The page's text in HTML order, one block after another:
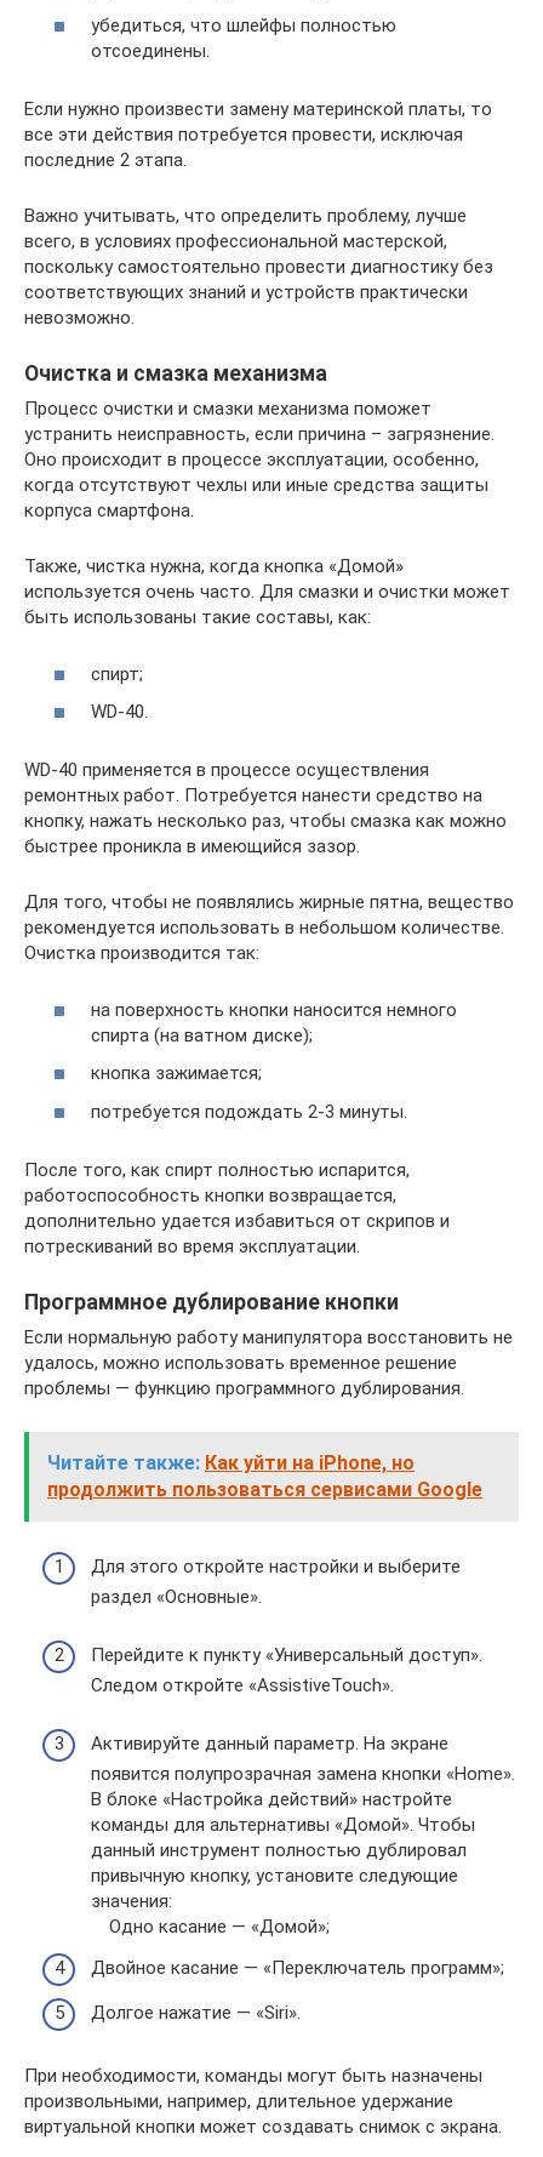
убедиться, что шлейфы полностью
отсоединены.
Если нужно произвести замену материнской платы, то
все эти действия потребуется провести, исключая
последние 2 этапа.
Важно учитывать, что определить проблему, лучше
всего, в условиях профессиональной мастерской,
поскольку самостоятельно провести диагностику без
соответствующих знаний и устройств практически
невозможно.
Очистка и смазка механизма
Процесс очистки и смазки механизма поможет
устранить неисправность, если причина – загрязнение.
Оно происходит в процессе эксплуатации, особенно,
когда отсутствуют чехлы или иные средства защиты
корпуса смартфона.
Также, чистка нужна, когда кнопка «Домой»
используется очень часто. Для смазки и очистки может
быть использованы такие составы, как:
спирт;
WD-40.
WD-40 применяется в процессе осуществления
ремонтных работ. Потребуется нанести средство на
кнопку, нажать несколько раз, чтобы смазка как можно
быстрее проникла в имеющийся зазор.
Для того, чтобы не появлялись жирные пятна, вещество
рекомендуется использовать в небольшом количестве.
Очистка производится так:
на поверхность кнопки наносится немного
спирта (на ватном диске);
кнопка зажимается;
потребуется подождать 2-3 минуты.
После того, как спирт полностью испарится,
работоспособность кнопки возвращается,
дополнительно удается избавиться от скрипов и
потрескиваний во время эксплуатации.
Программное дублирование кнопки
Если нормальную работу манипулятора восстановить не
удалось, можно использовать временное решение
проблемы — функцию программного дублирования.
Читайте также: Как уйти на iPhone, но
продолжить пользоваться сервисами Google
Для этого откройте настройки и выберите
раздел «Основные».
Перейдите к пункту «Универсальный доступ».
Следом откройте «AssistiveTouch».
Активируйте данный параметр. На экране
появится полупрозрачная замена кнопки «Home».
В блоке «Настройка действий» настройте
команды для альтернативы «Домой». Чтобы
данный инструмент полностью дублировал
привычную кнопку, установите следующие
значения:
Одно касание — «Домой»;
Двойное касание — «Переключатель программ»;
Долгое нажатие — «Siri».
При необходимости, команды могут быть назначены
произвольными, например, длительное удержание
виртуальной кнопки может создавать снимок с экрана.